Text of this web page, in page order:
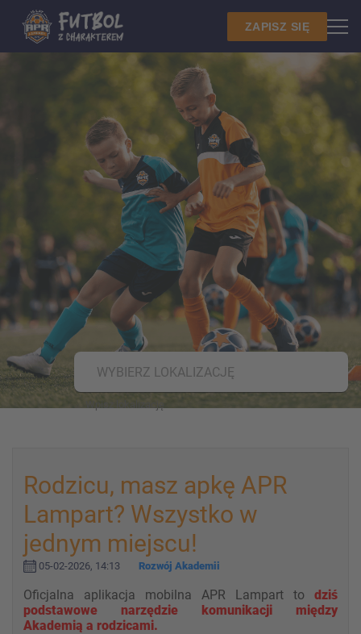
ZAPISZ SIĘ
WYBIERZ LOKALIZACJĘ
Rodzicu, masz apkę APR
Lampart? Wszystko w
jednym miejscu!
05-02-2026, 14:13 Rozwój Akademii
Oficjalna aplikacja mobilna APR Lampart to dziś
podstawowe narzędzie komunikacji między
Akademią a rodzicami.